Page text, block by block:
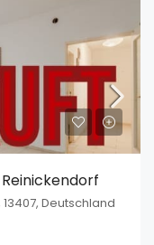
Deutschland